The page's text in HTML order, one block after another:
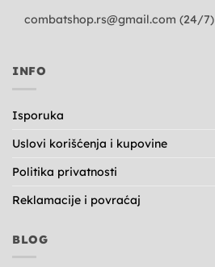
combatshop.rs@gmail.com (24/7)
INFO
Isporuka
Uslovi korišćenja i kupovine
Politika privatnosti
Reklamacije i povraćaj
BLOG